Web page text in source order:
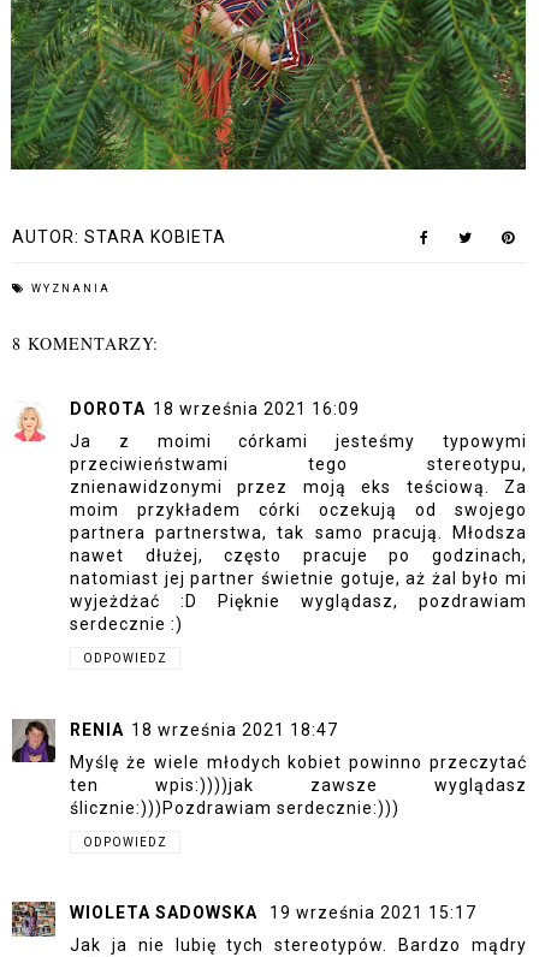
AUTOR: STARA KOBIETA
WYZNANIA
8 KOMENTARZY:
DOROTA 18 września 2021 16:09
Ja z moimi córkami jesteśmy typowymi
przeciwieństwami tego stereotypu,
znienawidzonymi przez moją eks teściową. Za
moim przykładem córki oczekują od swojego
partnera partnerstwa, tak samo pracują. Młodsza
nawet dłużej, często pracuje po godzinach,
natomiast jej partner świetnie gotuje, aż żal było mi
wyjeżdżać :D Pięknie wyglądasz, pozdrawiam
serdecznie :)
ODPOWIEDZ
RENIA 18 września 2021 18:47
Myślę że wiele młodych kobiet powinno przeczytać
ten wpis:))))jak zawsze wyglądasz
ślicznie:)))Pozdrawiam serdecznie:)))
ODPOWIEDZ
WIOLETA SADOWSKA
19 września 2021 15:17
Jak ja nie lubię tych stereotypów. Bardzo mądry